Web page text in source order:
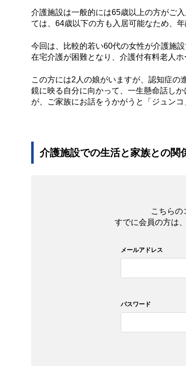
介護施設は一般的には65歳以上の方がご
ては、64歳以下の方も入居可能なため、年
今回は、比較的若い60代の女性が介護施
在宅介護が困難となり、介護付有料老人ホ
この方には2人の娘がいますが、認知症の
鏡に映る自分に向かって、一生懸命話し
が、ご家族にお話をうかがうと「ジュンコ
介護施設での生活と家族との関
こちらの
すでに会員の方は
メールアドレス
パスワード